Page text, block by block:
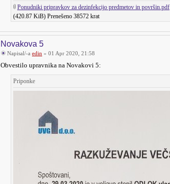
Ponudniki pripravkov za dezinfekcijo predmetov in površin.pdf
(420.87 KiB) Prenešeno 38572 krat
Novakova 5
Napisal/-a edin » 01 Apr 2020, 21:58
Obvestilo upravnika na Novakovi 5:
Priponke